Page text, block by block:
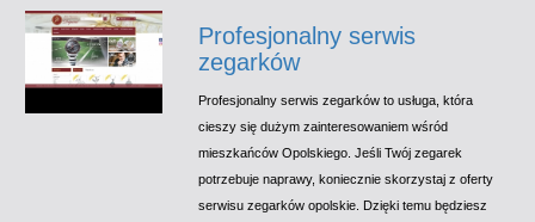
Profesjonalny serwis
zegarków
Profesjonalny serwis zegarków to usługa, która
cieszy się dużym zainteresowaniem wśród
mieszkańców Opolskiego. Jeśli Twój zegarek
potrzebuje naprawy, koniecznie skorzystaj z oferty
serwisu zegarków opolskie. Dzięki temu będziesz